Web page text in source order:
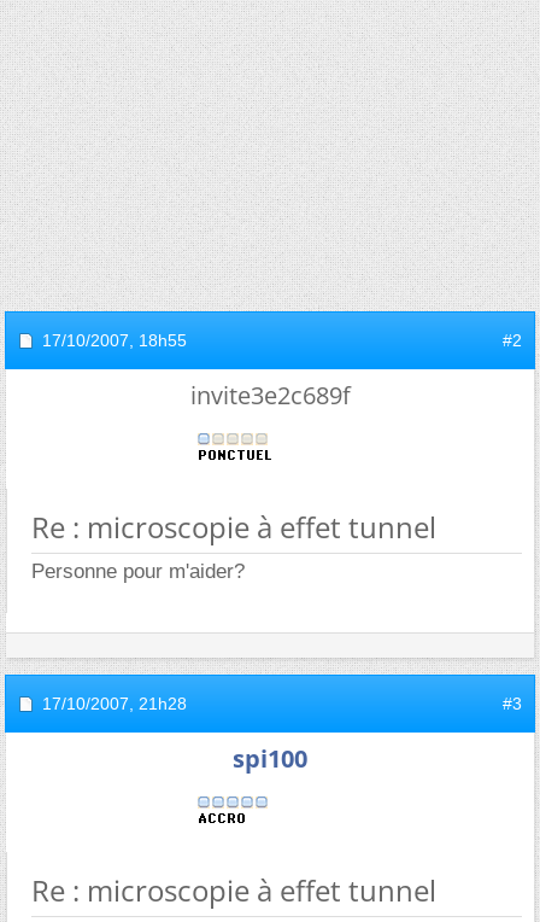
17/10/2007, 18h55 #2
invite3e2c689f
Re : microscopie à effet tunnel
Personne pour m'aider?
17/10/2007, 21h28 #3
spi100
Re : microscopie à effet tunnel